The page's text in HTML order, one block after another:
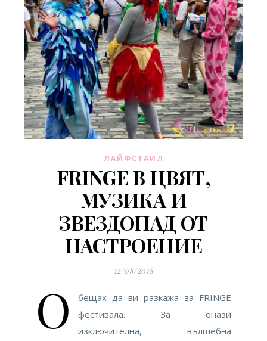
ЛАЙФСТАИЛ
FRINGE В ЦВЯТ,
МУЗИКА И
ЗВЕЗДОПАД ОТ
НАСТРОЕНИЕ
12/08/2018
О
бещах да ви разкажа за FRINGE
фестивала. За онази
изключителна, вълшебна